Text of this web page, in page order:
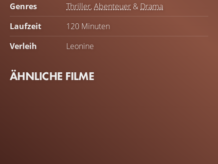
Genres Thriller,Abenteuer & Drama
Laufzeit
120 Minuten
Verleih
Leonine
ÄHNLICHE FILME